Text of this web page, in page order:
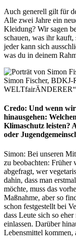
Auch generell gilt für
Alle zwei Jahre ein
Kleidung? Wir sagen
schauen, was ihr
jeder kann sich
was du in deinem
Simon Fischer, BDKJ-
Credo: Und wenn
hinausgehen:
Klimaschutz leisten?
oder
Simon: Bei unseren
zu beobachten: Früher
abgefragt, wer
dahin, dass man
möchte, muss das
Maßnahme, aber so
schon festgestellt bei
dass Leute sich so
einlassen. Darüber
Lebensmittel kommen,